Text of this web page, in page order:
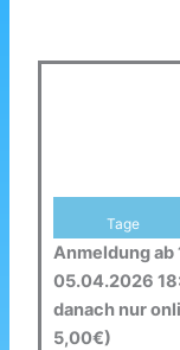
Tage
Anmeldung ab
05.04.2026
danach nur
5,00€)